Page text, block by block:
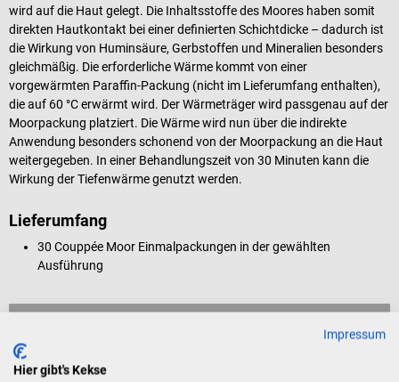
wird auf die Haut gelegt. Die Inhaltsstoffe des Moores haben somit
direkten Hautkontakt bei einer definierten Schichtdicke – dadurch ist
die Wirkung von Huminsäure, Gerbstoffen und Mineralien besonders
gleichmäßig. Die erforderliche Wärme kommt von einer
vorgewärmten Paraffin-Packung (nicht im Lieferumfang enthalten),
die auf 60 °C erwärmt wird. Der Wärmeträger wird passgenau auf der
Moorpackung platziert. Die Wärme wird nun über die indirekte
Anwendung besonders schonend von der Moorpackung an die Haut
weitergegeben. In einer Behandlungszeit von 30 Minuten kann die
Wirkung der Tiefenwärme genutzt werden.
Lieferumfang
30 Couppée Moor Einmalpackungen in der gewählten
Ausführung
Rückgabebedingungen
Dieses Produkt ist von der Rücknahme ausgeschlossen.
Impressum
Hier gibt's Kekse